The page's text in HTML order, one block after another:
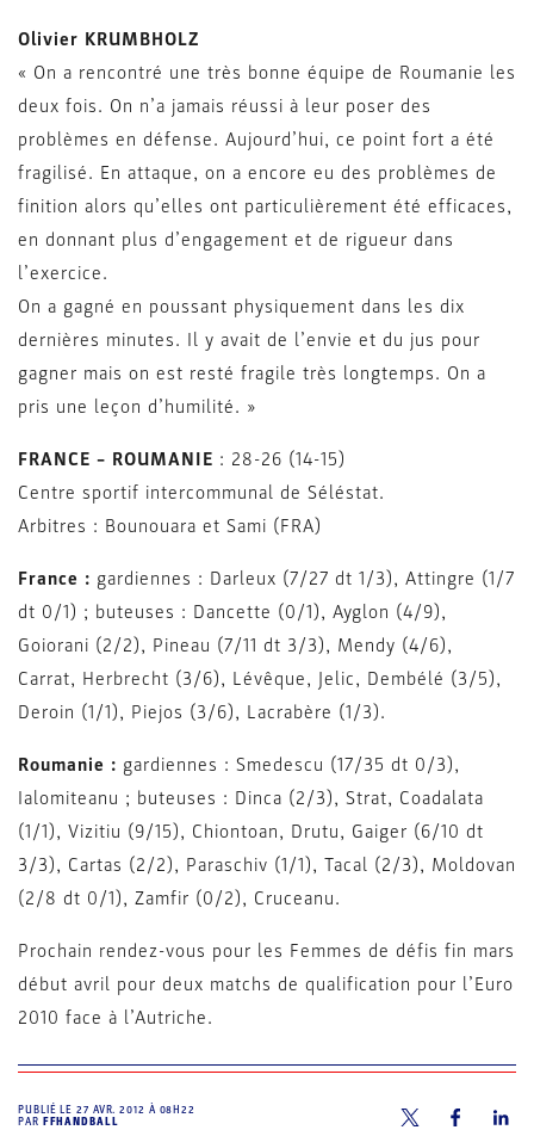
Olivier KRUMBHOLZ
« On a rencontré une très bonne équipe de Roumanie les
deux fois. On n’a jamais réussi à leur poser des
problèmes en défense. Aujourd’hui, ce point fort a été
fragilisé. En attaque, on a encore eu des problèmes de
finition alors qu’elles ont particulièrement été efficaces,
en donnant plus d’engagement et de rigueur dans
l’exercice.
On a gagné en poussant physiquement dans les dix
dernières minutes. Il y avait de l’envie et du jus pour
gagner mais on est resté fragile très longtemps. On a
pris une leçon d’humilité. »
FRANCE – ROUMANIE : 28-26 (14-15)
Centre sportif intercommunal de Séléstat.
Arbitres : Bounouara et Sami (FRA)
France : gardiennes : Darleux (7/27 dt 1/3), Attingre (1/7
dt 0/1) ; buteuses : Dancette (0/1), Ayglon (4/9),
Goiorani (2/2), Pineau (7/11 dt 3/3), Mendy (4/6),
Carrat, Herbrecht (3/6), Lévêque, Jelic, Dembélé (3/5),
Deroin (1/1), Piejos (3/6), Lacrabère (1/3).
Roumanie : gardiennes : Smedescu (17/35 dt 0/3),
Ialomiteanu ; buteuses : Dinca (2/3), Strat, Coadalata
(1/1), Vizitiu (9/15), Chiontoan, Drutu, Gaiger (6/10 dt
3/3), Cartas (2/2), Paraschiv (1/1), Tacal (2/3), Moldovan
(2/8 dt 0/1), Zamfir (0/2), Cruceanu.
Prochain rendez-vous pour les Femmes de défis fin mars
début avril pour deux matchs de qualification pour l’Euro
2010 face à l’Autriche.
PUBLIÉ LE27 AVR. 2012 À 08H22
PAR FFHANDBALL